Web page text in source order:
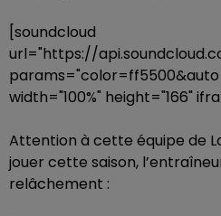
[soundcloud
url="https://
width="100%" height="166"
Attention à cette équipe de
jouer cette saison,
relâchement :